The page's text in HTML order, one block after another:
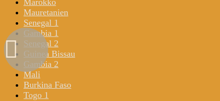
Mauretanien
Senegal 1
Gambia 1
Senegal 2
Guinea Bissau
Gambia 2
Mali
Burkina Faso
Togo 1